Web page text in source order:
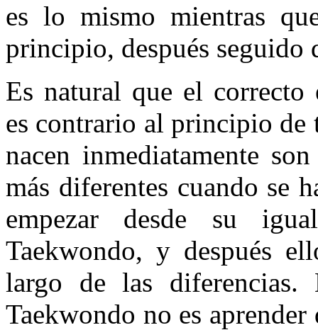
es lo mismo mientras
principio, después seguido
Es natural que el correcto
es contrario al principio de
nacen inmediatamente
más diferentes cuando se
empezar desde su
Taekwondo, y después
largo de las diferencias.
Taekwondo no es